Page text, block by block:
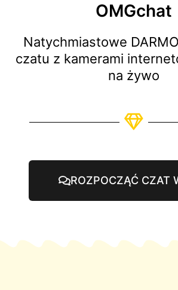
OMGchat
Natychmiastowe
czatu z kamerami
na żywo
ROZPOCZĄĆ CZAT